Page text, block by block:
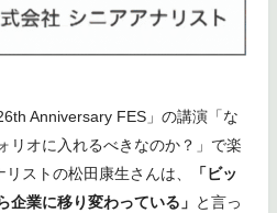
Anniversary FES」の講演「な
リオに入れるべきなのか？」で楽
ストの松田康生さんは、
「ビッ
企業に移り変わっている」 と言っ